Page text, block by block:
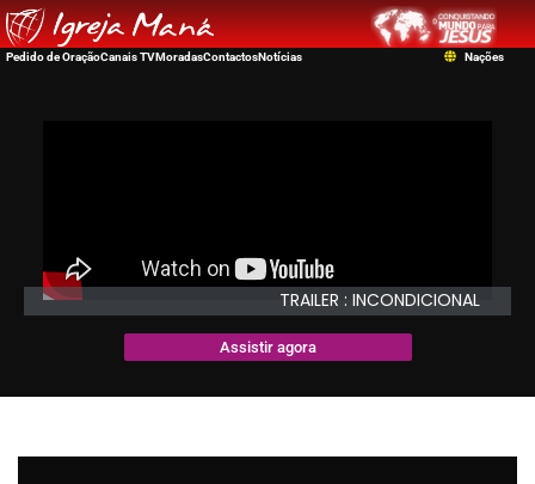
Pedido de OraçãoCanais TVMoradasContactosNotícias Nações
TRAILER : INCONDICIONAL
Assistir agora